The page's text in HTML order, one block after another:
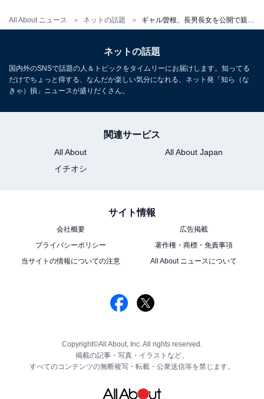
All About ニュース ネットの話題 ギャル曽根、長男長女を公開で親バカ炸裂！「絶対美男美女！」「成長が楽しみ」
ネットの話題
国内外のSNSで話題の人＆トピックをタイムリーにお届けします。知ってる
だけでちょっと得する、なんだか楽しい気分になれる、ネット発「知ら（な
きゃ）損」ニュースが盛りだくさん。
関連サービス
All About
All About Japan
イチオシ
サイト情報
会社概要
広告掲載
プライバシーポリシー
著作権・商標・免責事項
当サイトの情報についての注意
All About ニュースについて
Copyright©All About, Inc. All rights reserved.
掲載の記事・写真・イラストなど、
すべてのコンテンツの無断複写・転載・公衆送信等を禁じます。